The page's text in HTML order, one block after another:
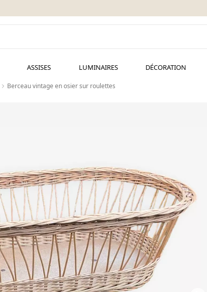
ASSISES LUMINAIRES DÉCORATION
Berceau vintage en osier sur roulettes